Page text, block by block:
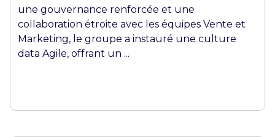
une gouvernance renforcée et une
collaboration étroite avec les équipes Vente et
Marketing, le groupe a instauré une culture
data Agile, offrant un ...